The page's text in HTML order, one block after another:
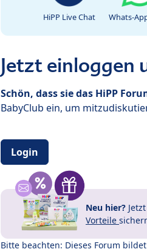
HiPP Live Chat Whats-
Jetzt einloggen
Schön, dass sie das HiPP
BabyClub ein, um
Login
Neu hier?
Vorteile
Bitte beachten: Dieses Forum